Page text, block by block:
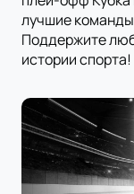
лучшие
Поддержите
истории спорта!